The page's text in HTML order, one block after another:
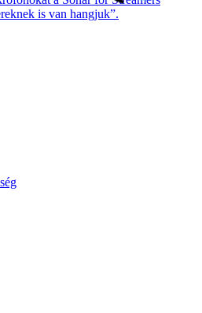
is van hangjuk”.